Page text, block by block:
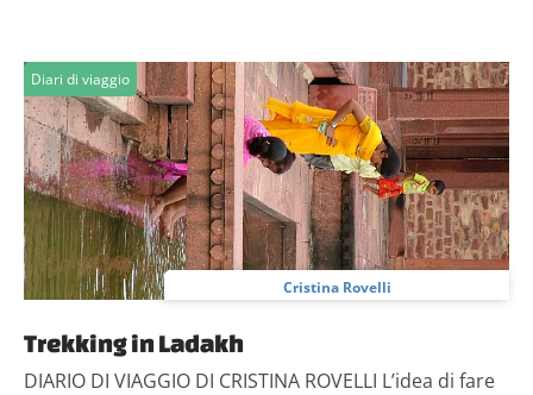
Diari di viaggio
Cristina Rovelli
Trekking in Ladakh
DIARIO DI VIAGGIO DI CRISTINA ROVELLI L’idea di fare